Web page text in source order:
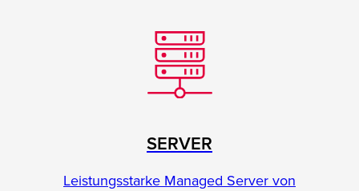
SERVER
Leistungsstarke Managed Server von